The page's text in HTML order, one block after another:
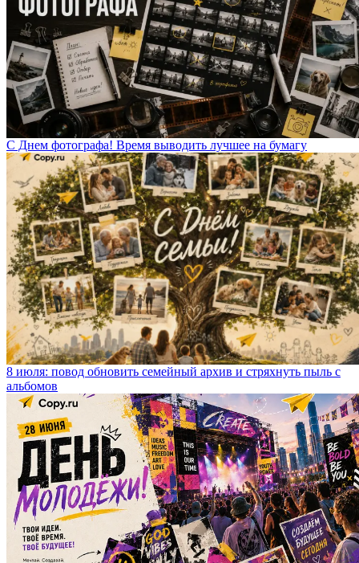
С Днем фотографа! Время выводить лучшее на бумагу
8 июля: повод обновить семейный архив и стряхнуть пыль с
альбомов